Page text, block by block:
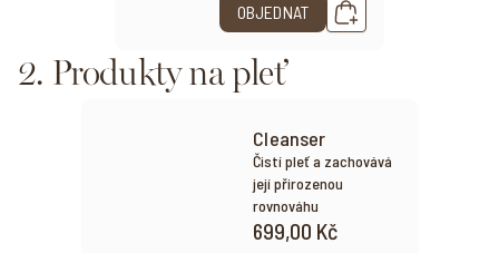
OBJEDNAT
2. Produkty na pleť
Cleanser
Čistí pleť a zachovává
její přirozenou
rovnováhu
699,00 Kč